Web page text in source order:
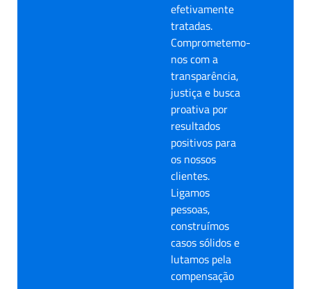
efetivamente
tratadas.
Comprometemo-
nos com a
transparência,
justiça e busca
proativa por
resultados
positivos para
os nossos
clientes.
Ligamos
pessoas,
construímos
casos sólidos e
lutamos pela
compensação